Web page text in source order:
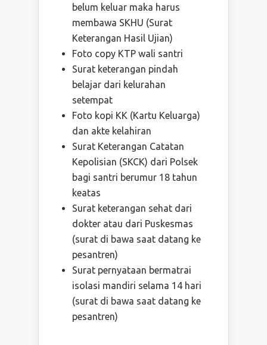
belum keluar maka harus
membawa SKHU (Surat
Keterangan Hasil Ujian)
Foto copy KTP wali santri
Surat keterangan pindah
belajar dari kelurahan
setempat
Foto kopi KK (Kartu Keluarga)
dan akte kelahiran
Surat Keterangan Catatan
Kepolisian (SKCK) dari Polsek
bagi santri berumur 18 tahun
keatas
Surat keterangan sehat dari
dokter atau dari Puskesmas
(surat di bawa saat datang ke
pesantren)
Surat pernyataan bermatrai
isolasi mandiri selama 14 hari
(surat di bawa saat datang ke
pesantren)